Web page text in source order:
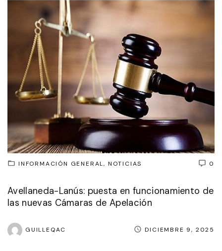
0
INFORMACIÓN GENERAL NOTICIAS
Avellaneda-Lanús: puesta en funcionamiento de
las nuevas Cámaras de Apelación
GUILLEQAC DICIEMBRE 9, 2025